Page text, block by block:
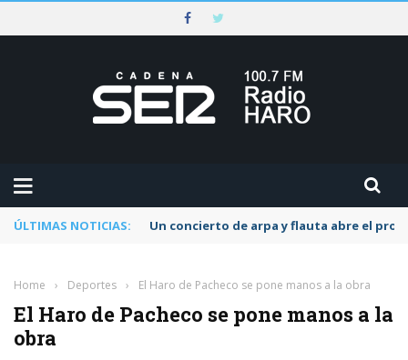
ÚLTIMAS NOTICIAS: Un concierto de arpa y flauta abre el
Home › Deportes › El Haro de Pacheco se pone manos a la obra
El Haro de Pacheco se pone manos a la
obra